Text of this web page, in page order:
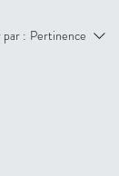
: Pertinence